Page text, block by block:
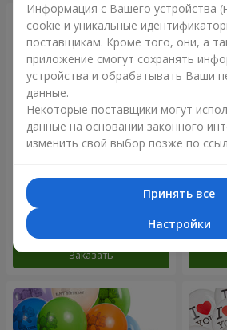
Коллекция шариков
"Веселый День Рождения" -
3 шарика
Заказать
Информация с Вашего устройства
cookie и уникальные
поставщикам. Кроме того, они, а
приложение смогут сохранять
устройства и обрабатывать Ваши
данные.
Некоторые поставщики могут
данные на основании законного
изменить свой выбор позже по
Принять все
Настройки